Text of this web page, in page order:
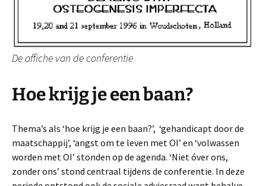
De affiche van de conferentie
Hoe krijg je een baan?
Thema’s als ‘hoe krijg je een baan?’, ‘gehandicapt door de
maatschappij’, ‘angst om te leven met OI’ en ‘volwassen
worden met OI’ stonden op de agenda. ‘Niet óver ons,
zonder ons’ stond centraal tijdens de conferentie. In deze